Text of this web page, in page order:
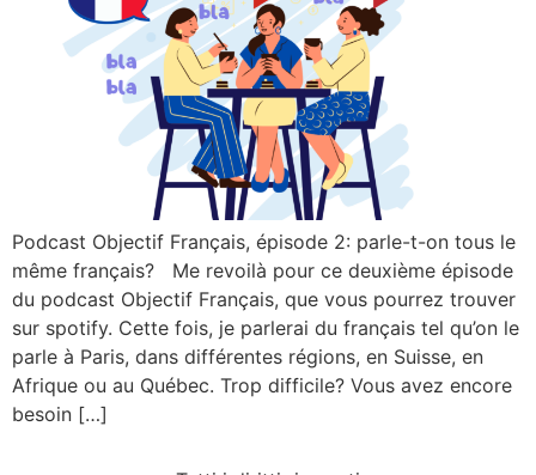
Podcast Objectif Français, épisode 2: parle-t-on tous le
même français? Me revoilà pour ce deuxième épisode
du podcast Objectif Français, que vous pourrez trouver
sur spotify. Cette fois, je parlerai du français tel qu’on le
parle à Paris, dans différentes régions, en Suisse, en
Afrique ou au Québec. Trop difficile? Vous avez encore
besoin […]